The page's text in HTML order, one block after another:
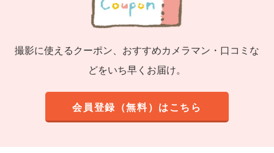
撮影に使えるクーポン、おすすめカメラマン・口コミな
どをいち早くお届け。
会員登録（無料）はこちら